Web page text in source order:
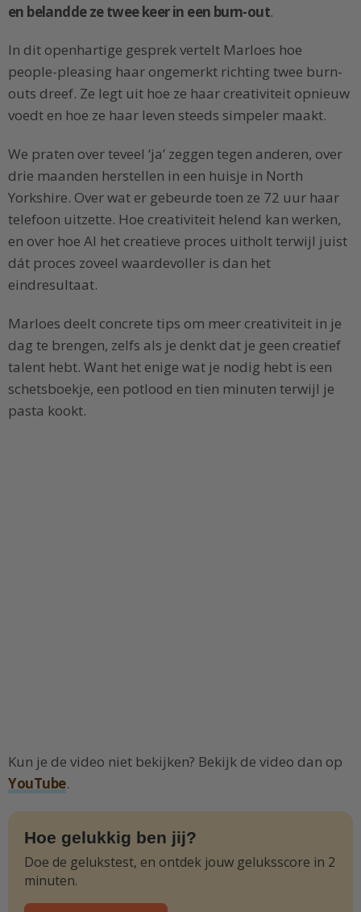
en belandde ze twee keer in een burn-out.
In dit openhartige gesprek vertelt Marloes hoe
people-pleasing haar ongemerkt richting twee burn-
outs dreef. Ze legt uit hoe ze haar creativiteit opnieuw
voedt en hoe ze haar leven steeds simpeler maakt.
We praten over teveel ‘ja’ zeggen tegen anderen, over
drie maanden herstellen in een huisje in North
Yorkshire. Over wat er gebeurde toen ze 72 uur haar
telefoon uitzette. Hoe creativiteit helend kan werken,
en over hoe AI het creatieve proces uitholt terwijl juist
dát proces zoveel waardevoller is dan het
eindresultaat.
Marloes deelt concrete tips om meer creativiteit in je
dag te brengen, zelfs als je denkt dat je geen creatief
talent hebt. Want het enige wat je nodig hebt is een
schetsboekje, een potlood en tien minuten terwijl je
pasta kookt.
Kun je de video niet bekijken? Bekijk de video dan op
YouTube.
Hoe gelukkig ben jij?
Doe de gelukstest, en ontdek jouw geluksscore in 2
minuten.